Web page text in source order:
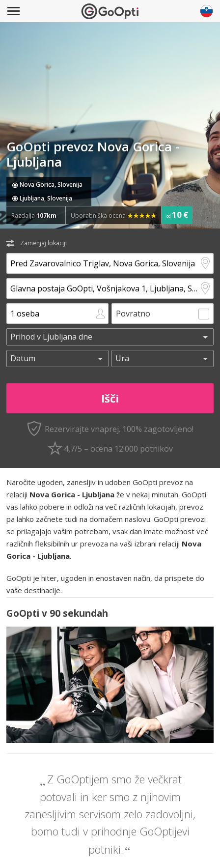
GoOpti prevoz Nova Gorica -
Ljubljana
Nova Gorica, Slovenija
Ljubljana, Slovenija
Razdalja107km Uporabniška ocena od 10 €
Zamenjaj lokaciji
Povratno
Rezervirajte vnaprej. 100% zagotovljeno!
4,7/5 – ocena 12.000 potnikov
Naročite ugoden, zanesljiv in udoben GoOpti prevoz na
relaciji Nova Gorica - Ljubljana že v nekaj minutah. GoOpti
vas lahko pobere in odloži na več različnih lokacijah, prevoz
pa lahko začnete tudi na domačem naslovu. GoOpti prevozi
se prilagajajo vašim potrebam, vsak dan imate možnost več
različnih fleksibilnih ur prevoza na vaši izbrani relaciji Nova
Gorica - Ljubljana.
GoOpti je hiter, ugoden in enostaven način, da prispete do
vaše destinacije.
GoOpti v 90 sekundah
Z GoOptijem smo že večkrat
potovali in ker smo z njihovim
zanesljivim servisom zelo zadovoljni,
bomo tudi v prihodnje GoOptijevi
potniki.